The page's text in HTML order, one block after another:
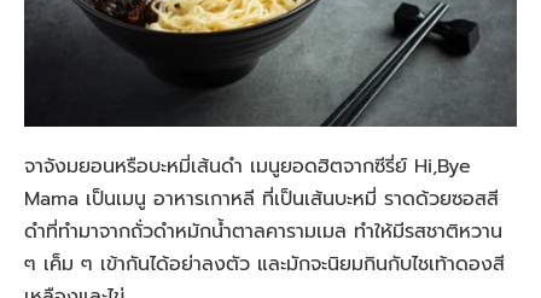
จาจังมยอนหรือบะหมี่เส้นดำ เมนูยอดฮิตจากซีรี่ย์ Hi,Bye
Mama เป็นเมนู อาหารเกาหลี ที่เป็นเส้นบะหมี่ ราดด้วยซอสสี
ดำที่ทำมาจากถั่วดำหมักน้ำตาลคารามเมล ทำให้มีรสชาติหวาน
ๆ เค็ม ๆ เข้ากันได้อย่าลงตัว และมักจะนิยมกินกับไชเท้าดองสี